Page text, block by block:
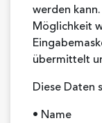
werden
Möglichkeit
übermittelt
Diese Daten
• Name